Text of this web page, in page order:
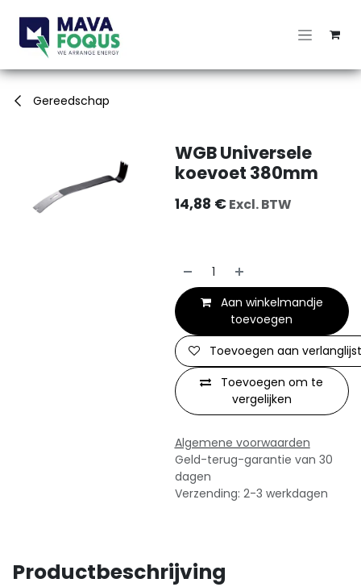
Gereedschap
WGB Universele
koevoet 380mm
14,88 €Excl. BTW
Aan winkelmandje
toevoegen
Toevoegen om te
vergelijken
Toevoegen aan verlanglijst
Algemene voorwaarden
Geld-terug-garantie van 30
dagen
Verzending: 2-3 werkdagen
Productbeschrijving